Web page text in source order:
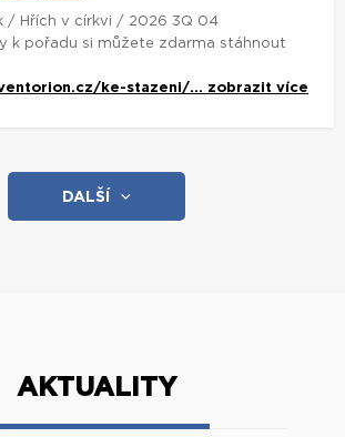
/ Hřích v církvi / 2026 3Q 04
k pořadu si můžete zdarma stáhnout
ke-stazeni/... zobrazit více
DALŠÍ
AKTUALITY